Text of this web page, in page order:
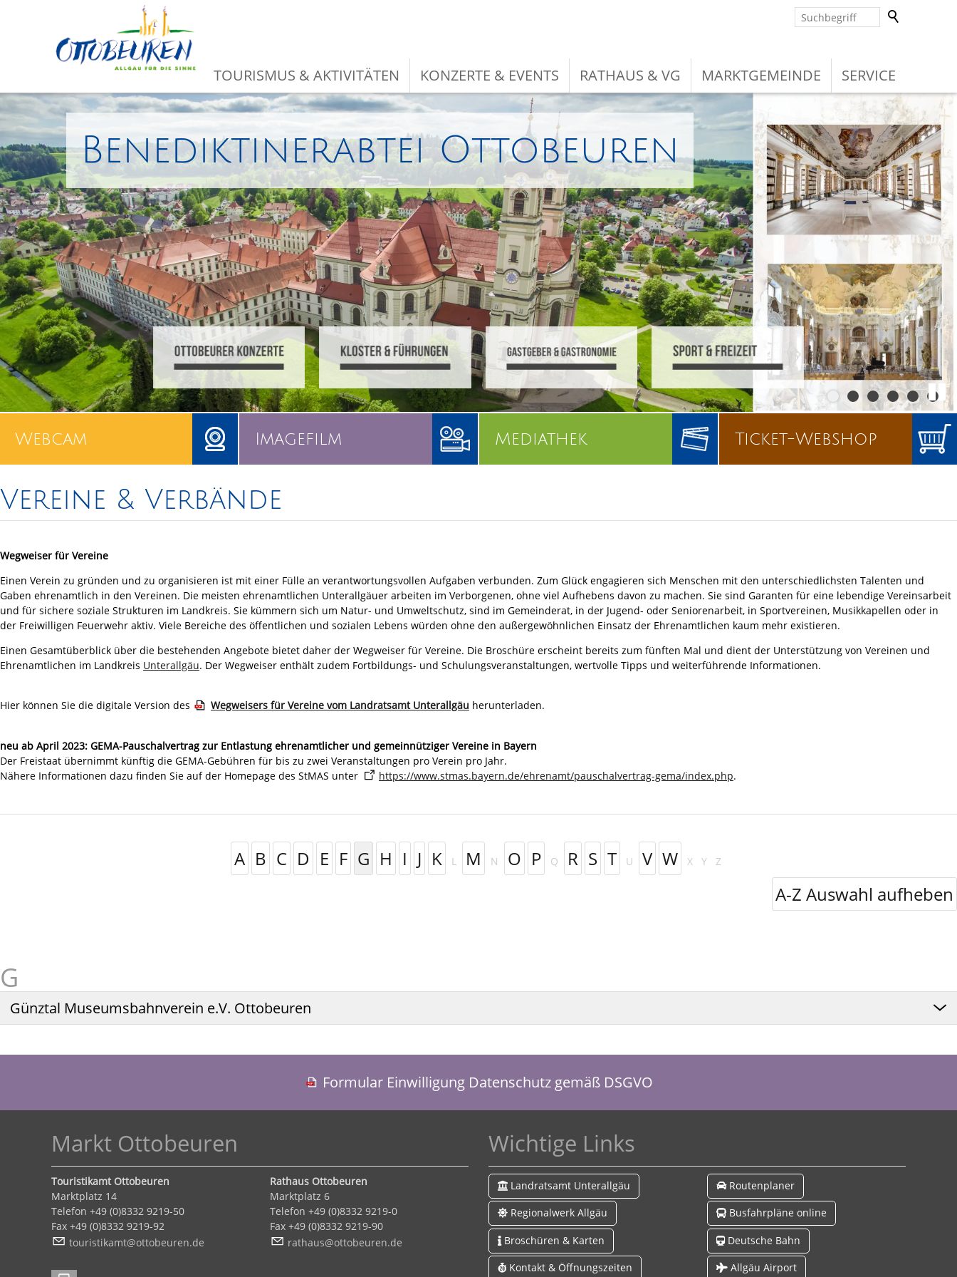
TOURISMUS & AKTIVITÄTEN KONZERTE & EVENTS RATHAUS & VG MARKTGEMEINDE SERVICE
Benediktinerabtei Ottobeuren
Webcam Imagefilm Mediathek Ticket-Webshop
Vereine & Verbände
Wegweiser für Vereine
Einen Verein zu gründen und zu organisieren ist mit einer Fülle an verantwortungsvollen Aufgaben verbunden. Zum Glück engagieren sich Menschen mit den unterschiedlichsten Talenten und
Gaben ehrenamtlich in den Vereinen. Die meisten ehrenamtlichen Unterallgäuer arbeiten im Verborgenen, ohne viel Aufhebens davon zu machen. Sie sind Garanten für eine lebendige Vereinsarbeit
und für sichere soziale Strukturen im Landkreis. Sie kümmern sich um Natur- und Umweltschutz, sind im Gemeinderat, in der Jugend- oder Seniorenarbeit, in Sportvereinen, Musikkapellen oder in
der Freiwilligen Feuerwehr aktiv. Viele Bereiche des öffentlichen und sozialen Lebens würden ohne den außergewöhnlichen Einsatz der Ehrenamtlichen kaum mehr existieren.
Einen Gesamtüberblick über die bestehenden Angebote bietet daher der Wegweiser für Vereine. Die Broschüre erscheint bereits zum fünften Mal und dient der Unterstützung von Vereinen und
Ehrenamtlichen im Landkreis Unterallgäu. Der Wegweiser enthält zudem Fortbildungs- und Schulungsveranstaltungen, wertvolle Tipps und weiterführende Informationen.
Hier können Sie die digitale Version des Wegweisers für Vereine vom Landratsamt Unterallgäu herunterladen.
neu ab April 2023: GEMA-Pauschalvertrag zur Entlastung ehrenamtlicher und gemeinnütziger Vereine in Bayern
Der Freistaat übernimmt künftig die GEMA-Gebühren für bis zu zwei Veranstaltungen pro Verein pro Jahr.
Nähere Informationen dazu finden Sie auf der Homepage des StMAS unter
https://www.stmas.bayern.de/ehrenamt/pauschalvertrag-gema/index.php.
A B C D E F G H I J K L M N O P Q R S T U V W X Y Z
A-Z Auswahl aufheben
Günztal Museumsbahnverein e.V. Ottobeuren
Formular Einwilligung Datenschutz gemäß DSGVO
Markt Ottobeuren
Touristikamt Ottobeuren
Marktplatz 14
Telefon +49 (0)8332 9219-50
Fax +49 (0)8332 9219-92
t
r st k mt tt b r n d
Rathaus Ottobeuren
Marktplatz 6
Telefon +49 (0)8332 9219-0
Fax +49 (0)8332 9219-90
r th s tt b r n d
Wichtige Links
Landratsamt Unterallgäu
Regionalwerk Allgäu
Broschüren & Karten
Kontakt & Öffnungszeiten
Routenplaner
Busfahrpläne online
Deutsche Bahn
Allgäu Airport